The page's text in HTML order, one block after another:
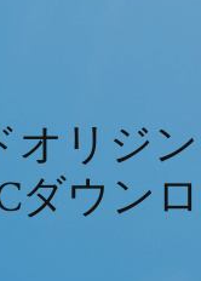
オリジン
ダウンロ